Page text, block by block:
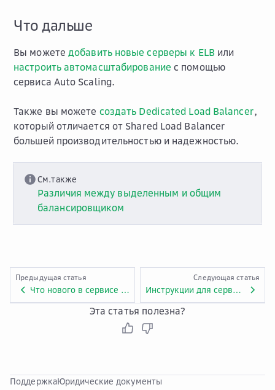
Что дальше
Вы можете добавить новые серверы к ELB или
настроить автомасштабирование с помощью
сервиса Auto Scaling.
Также вы можете создать Dedicated Load Balancer,
который отличается от Shared Load Balancer
большей производительностью и надежностью.
См.также
Различия между выделенным и общим
балансировщиком
Предыдущая статья
Что нового в сервисе Elastic Load Balance
Следующая статья
Инструкции для сервиса Elastic Load Balance
Эта статья полезна?
ПоддержкаЮридические документы